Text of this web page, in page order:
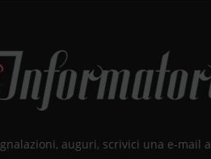
auguri, scrivici una e-mail